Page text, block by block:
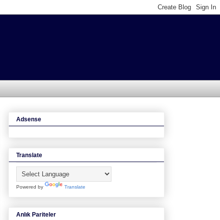
Adsense
Translate
Powered by Translate
Anlık Pariteler